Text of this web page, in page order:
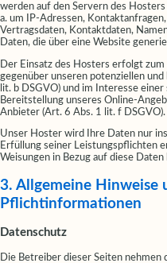
werden auf den Servern des
a. um IP-Adressen,
Vertragsdaten, Kontaktdaten,
Daten, die über eine Website
Der Einsatz des Hosters erfolgt
gegenüber unseren potenziellen
lit. b DSGVO) und im Interesse
Bereitstellung unseres Online-
Anbieter (Art. 6 Abs. 1 lit. f DSGVO).
Unser Hoster wird Ihre Daten nur
Erfüllung seiner Leistungspflichten
Weisungen in Bezug auf diese Daten
3. Allgemeine Hinweise
Pflichtinformationen
Datenschutz
Die Betreiber dieser Seiten